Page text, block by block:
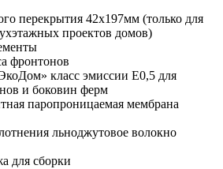
перекрытия 42х197мм (только для
проектов домов)
фронтонов
класс эмиссии Е0,5 для
и боковин ферм
паропроницаемая мембрана
льноджутовое волокно
для сборки